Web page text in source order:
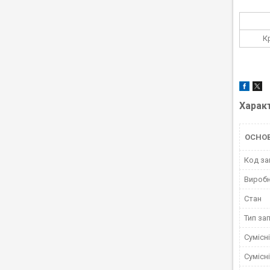
Код
Стан
Тип